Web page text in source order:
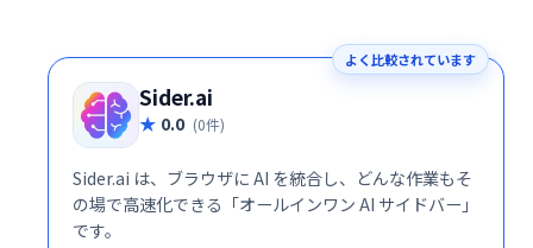
よく比較されています
Sider.ai
0.0 (0件)
Sider.ai は、ブラウザに AI を統合し、どんな作業もそ
の場で高速化できる「オールインワン AI サイドバー」
です。